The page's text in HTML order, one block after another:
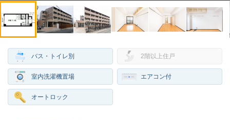
バス・トイレ別 2階以上住戸
室内洗濯機置場 エアコン付
オートロック